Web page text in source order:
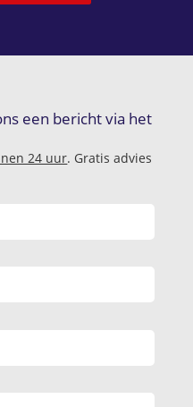
een bericht via het
24 uur. Gratis advies